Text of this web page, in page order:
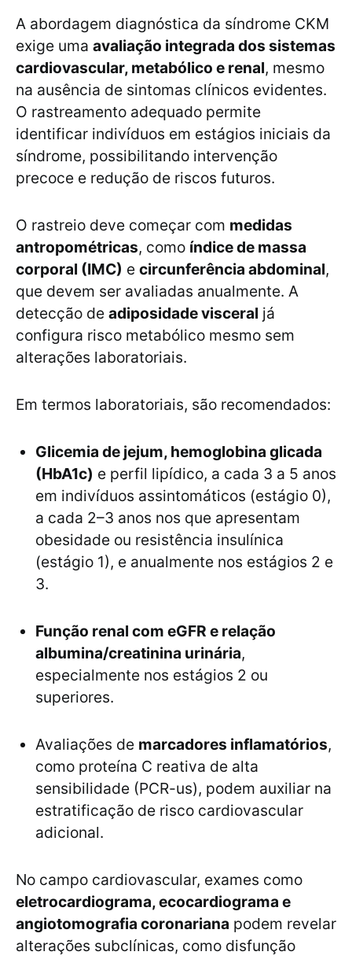
A abordagem diagnóstica da síndrome CKM
exige uma avaliação integrada dos sistemas
cardiovascular, metabólico e renal, mesmo
na ausência de sintomas clínicos evidentes.
O rastreamento adequado permite
identificar indivíduos em estágios iniciais da
síndrome, possibilitando intervenção
precoce e redução de riscos futuros.
O rastreio deve começar com medidas
antropométricas, como índice de massa
corporal (IMC) e circunferência abdominal,
que devem ser avaliadas anualmente. A
detecção de adiposidade visceral já
configura risco metabólico mesmo sem
alterações laboratoriais.
Em termos laboratoriais, são recomendados:
Glicemia de jejum, hemoglobina glicada
(HbA1c) e perfil lipídico, a cada 3 a 5 anos
em indivíduos assintomáticos (estágio 0),
a cada 2–3 anos nos que apresentam
obesidade ou resistência insulínica
(estágio 1), e anualmente nos estágios 2 e
3.
Função renal com eGFR e relação
albumina/creatinina urinária,
especialmente nos estágios 2 ou
superiores.
Avaliações de marcadores inflamatórios,
como proteína C reativa de alta
sensibilidade (PCR-us), podem auxiliar na
estratificação de risco cardiovascular
adicional.
No campo cardiovascular, exames como
eletrocardiograma, ecocardiograma e
angiotomografia coronariana podem revelar
alterações subclínicas, como disfunção